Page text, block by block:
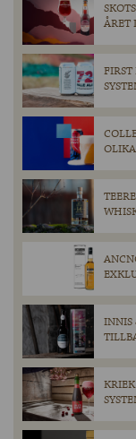
ÅRET
INNIS